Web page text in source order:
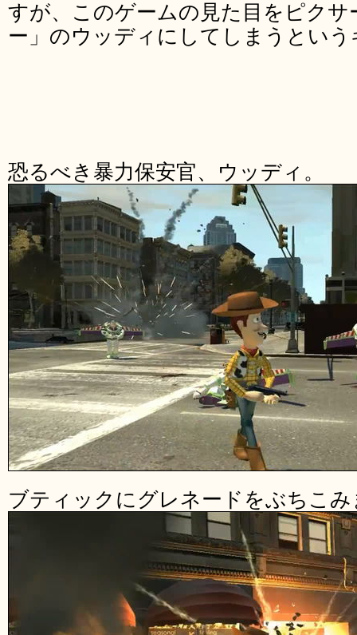
すが、このゲームの見た目をピクサ
ー」のウッディにしてしまうとい
恐るべき暴力保安官、ウッディ。
ブティックにグレネードをぶちこみ